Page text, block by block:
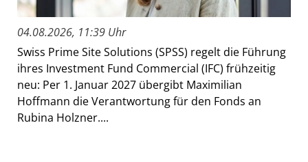
04.08.2026, 11:39 Uhr
Swiss Prime Site Solutions (SPSS) regelt die Führung
ihres Investment Fund Commercial (IFC) frühzeitig
neu: Per 1. Januar 2027 übergibt Maximilian
Hoffmann die Verantwortung für den Fonds an
Rubina Holzner....